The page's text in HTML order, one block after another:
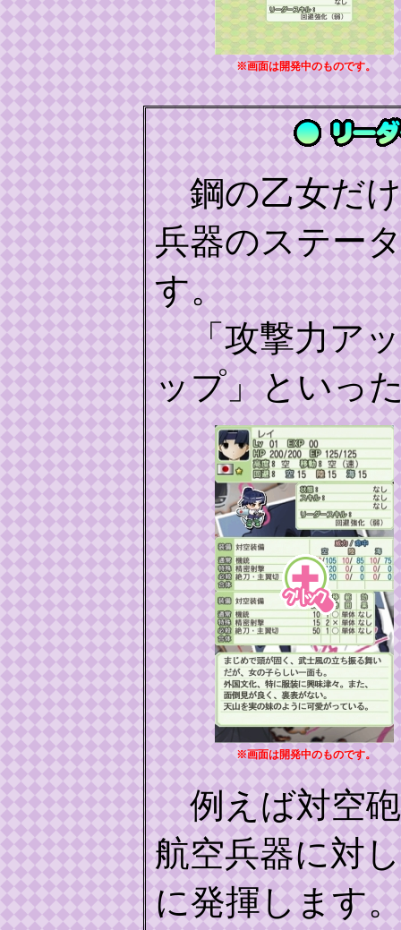
※画面は開発中のものです。
鋼の乙女だけ
兵器のステー
す。
「攻撃力アッ
ップ」といっ
※画面は開発中のものです。
例えば対空砲
航空兵器に対
に発揮します